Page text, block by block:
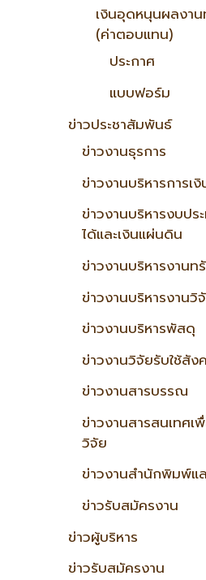
เงินอุดหนุนผลงาน
(ค่าตอบแทน)
ประกาศ
แบบฟอร์ม
ข่าวประชาสัมพันธ์
ข่าวงานธุรการ
ข่าวงานบริหารการเ
ข่าวงานบริหารงบปร
ได้และเงินแผ่นดิน
ข่าวงานบริหารงาน
ข่าวงานบริหารงานวิ
ข่าวงานบริหารพัสดุ
ข่าวงานวิจัยรับใช้สัง
ข่าวงานสารบรรณ
ข่าวงานสารสนเทศ
วิจัย
ข่าวงานสำนักพิมพ์แ
ข่าวรับสมัครงาน
ข่าวผู้บริหาร
ข่าวรับสมัครงาน